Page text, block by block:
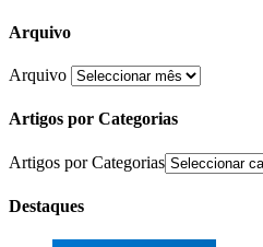
Arquivo
Arquivo
Artigos por Categorias
Artigos por Categorias
Destaques